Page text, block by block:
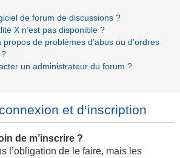
de forum de discussions ?
X n’est pas disponible ?
de problèmes d’abus ou d’ordres
un administrateur du forum ?
et d’inscription
de m’inscrire ?
l’obligation de le faire, mais les